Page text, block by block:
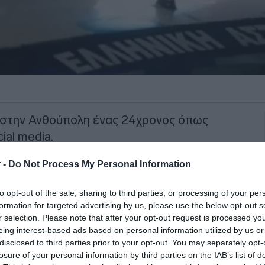
- Do Not Process My Personal Information
opt-out of the sale, sharing to third parties, or processing of your
for targeted advertising by us, please use the below opt-out
selection. Please note that after your opt-out request is processed
interest-based ads based on personal information utilized by us
to third parties prior to your opt-out. You may separately
of your personal information by third parties on the IAB’s list of
Ανθούπολη ένας 24χρονος όπως
media.
6/7 καθώς προχωρούσε και
κοντά στην πλατεία Κολοκοτρώνη.